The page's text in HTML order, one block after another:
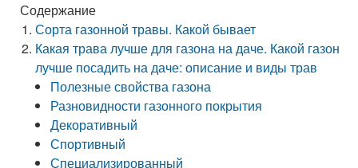
Содержание
Сорта газонной травы. Какой бывает
Какая трава лучше для газона на даче. Какой газон
лучше посадить на даче: описание и виды трав
Полезные свойства газона
Разновидности газонного покрытия
Декоративный
Спортивный
Специализированный